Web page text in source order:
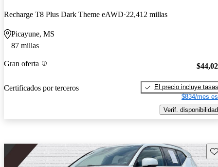
Recharge T8 Plus Dark Theme eAWD 22,412 millas
Picayune, MS
87 millas
Gran oferta
Certificados por terceros
El precio incluye tasas
$834/mes
Verif. disponibilidad